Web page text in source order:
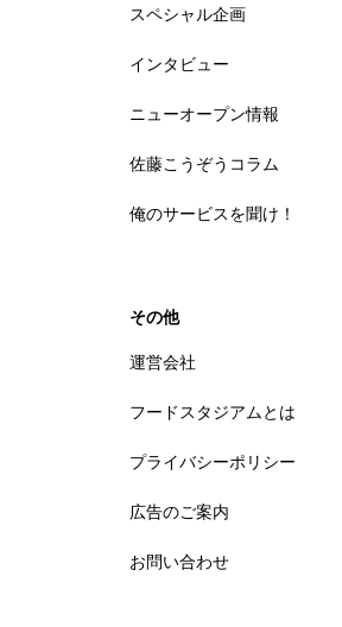
スペシャル企画
インタビュー
ニューオープン情報
佐藤こうぞうコラム
俺のサービスを聞け！
その他
運営会社
フードスタジアムとは
プライバシーポリシー
広告のご案内
お問い合わせ